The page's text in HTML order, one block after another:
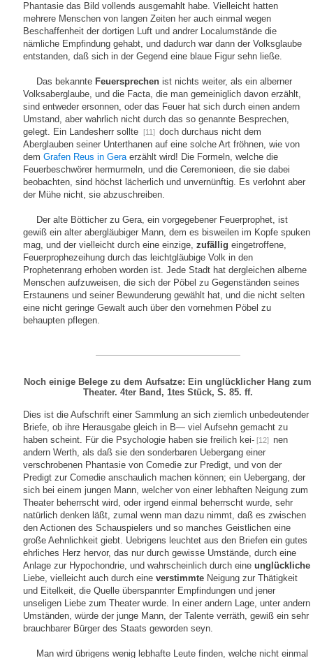
Phantasie das Bild vollends ausgemahlt habe. Vielleicht hatten
mehrere Menschen von langen Zeiten her auch einmal wegen
Beschaffenheit der dortigen Luft und andrer Localumstände die
nämliche Empfindung gehabt, und dadurch war dann der Volksglaube
entstanden, daß sich in der Gegend eine blaue Figur sehn ließe.
Das bekannte Feuersprechen ist nichts weiter, als ein alberner
Volksaberglaube, und die Facta, die man gemeiniglich davon erzählt,
sind entweder ersonnen, oder das Feuer hat sich durch einen andern
Umstand, aber wahrlich nicht durch das so genannte Besprechen,
gelegt. Ein Landesherr sollte
[11] doch durchaus nicht dem
Aberglauben seiner Unterthanen auf eine solche Art fröhnen, wie von
dem Grafen Reus in Geraerzählt wird! Die Formeln, welche die
Feuerbeschwörer hermurmeln, und die Ceremonieen, die sie dabei
beobachten, sind höchst lächerlich und unvernünftig. Es verlohnt aber
der Mühe nicht, sie abzuschreiben.
Der alte Bötticher zu Gera, ein vorgegebener Feuerprophet, ist
gewiß ein alter abergläubiger Mann, dem es bisweilen im Kopfe spuken
mag, und der vielleicht durch eine einzige, zufällig eingetroffene,
Feuerprophezeihung durch das leichtgläubige Volk in den
Prophetenrang erhoben worden ist. Jede Stadt hat dergleichen alberne
Menschen aufzuweisen, die sich der Pöbel zu Gegenständen seines
Erstaunens und seiner Bewunderung gewählt hat, und die nicht selten
eine nicht geringe Gewalt auch über den vornehmen Pöbel zu
behaupten pflegen.
Noch einige Belege zu dem Aufsatze: Ein unglücklicher Hang zum
Theater. 4ter Band, 1tes Stück, S. 85. ff.
Dies ist die Aufschrift einer Sammlung an sich ziemlich unbedeutender
Briefe, ob ihre Herausgabe gleich in B— viel Aufsehn gemacht zu
haben scheint. Für die Psychologie haben sie freilich kei- [12]
nen
andern Werth, als daß sie den sonderbaren Uebergang einer
verschrobenen Phantasie von Comedie zur Predigt, und von der
Predigt zur Comedie anschaulich machen können; ein Uebergang, der
sich bei einem jungen Mann, welcher von einer lebhaften Neigung zum
Theater beherrscht wird, oder irgend einmal beherrscht wurde, sehr
natürlich denken läßt, zumal wenn man dazu nimmt, daß es zwischen
den Actionen des Schauspielers und so manches Geistlichen eine
große Aehnlichkeit giebt. Uebrigens leuchtet aus den Briefen ein gutes
ehrliches Herz hervor, das nur durch gewisse Umstände, durch eine
Anlage zur Hypochondrie, und wahrscheinlich durch eine unglückliche
Liebe, vielleicht auch durch eine verstimmte Neigung zur Thätigkeit
und Eitelkeit, die Quelle überspannter Empfindungen und jener
unseligen Liebe zum Theater wurde. In einer andern Lage, unter andern
Umständen, würde der junge Mann, der Talente verräth, gewiß ein sehr
brauchbarer Bürger des Staats geworden seyn.
Man wird übrigens wenig lebhafte Leute finden, welche nicht einmal